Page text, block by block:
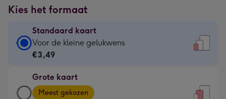
Kies het formaat
Standaard kaart
Standaard
kaart
€3,49
-
Voor de kleine gelukwens
€3,49
Grote kaart
Grote
Meest gekozen